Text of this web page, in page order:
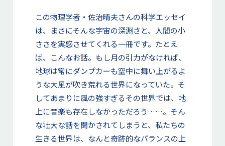
この物理学者・佐治晴夫さんの科学エッセイ
は、まさにそんな宇宙の深淵さと、人間の小
ささを実感させてくれる一冊です。たとえ
ば、こんなお話。もし月の引力がなければ、
地球は常にダンプカーも空中に舞い上がるよ
うな大風が吹き荒れる世界になっていた。そ
してあまりに風の強すぎるその世界では、地
上に音楽も存在しなかっただろう……。そん
な壮大な話を聞かされてしまうと、私たちの
生きる世界は、なんと奇跡的なバランスの上